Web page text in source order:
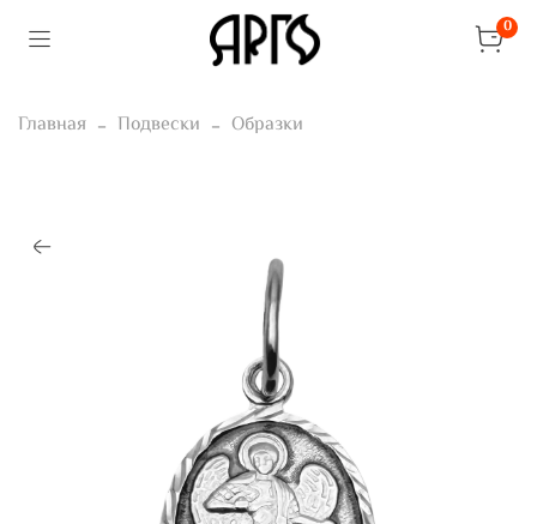
0
Главная Подвески Образки